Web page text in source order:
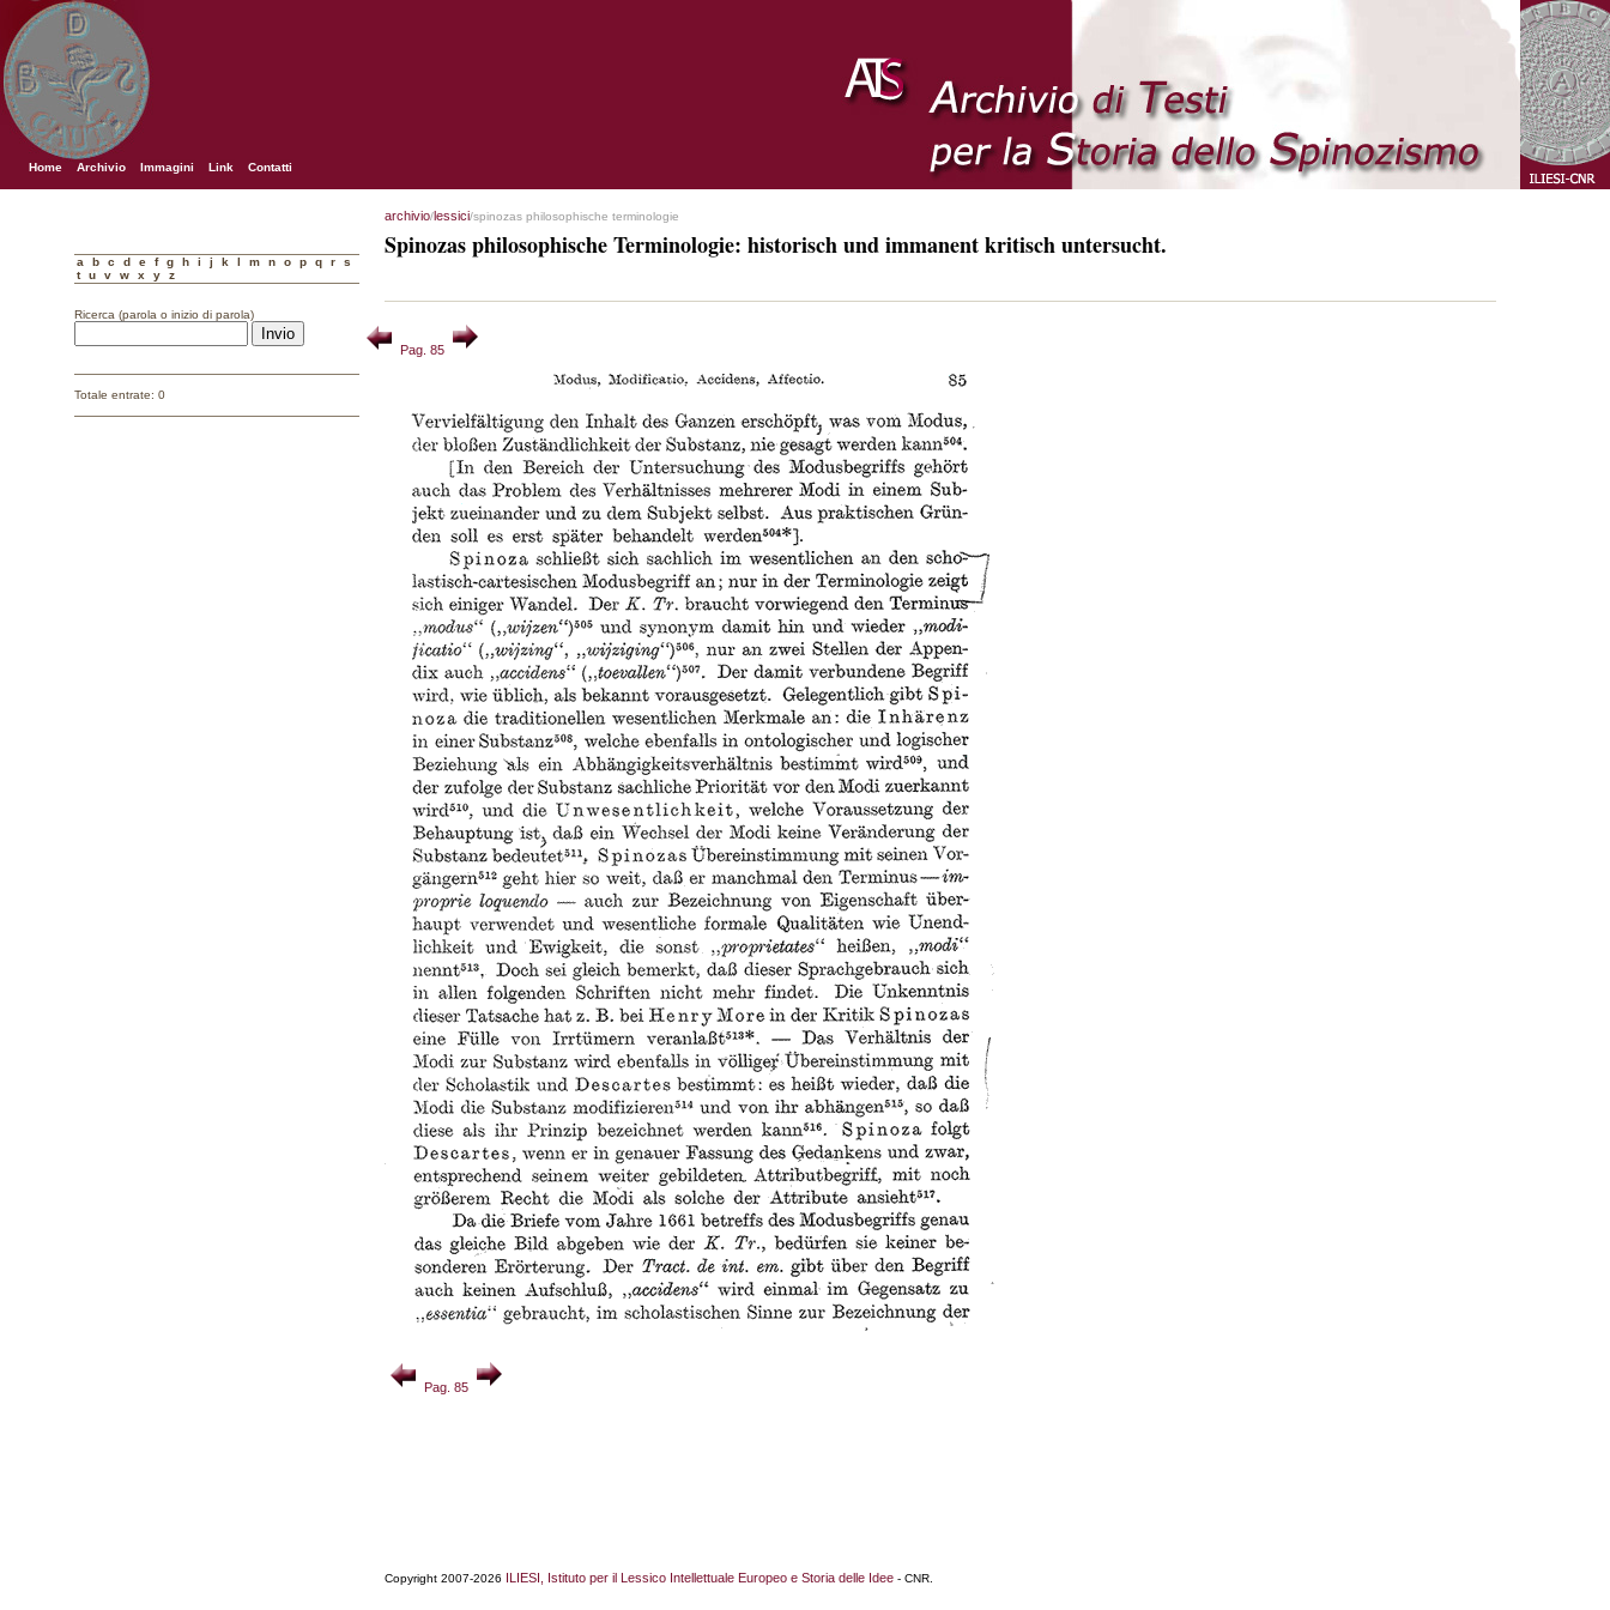
Home Archivio Immagini Link Contatti
a b c d e f g h i j k l m n o p q r
s
t
u v w x y z
Ricerca (parola o inizio di parola)
Totale entrate: 0
archivio/lessici/spinozas philosophische terminologie
Spinozas philosophische Terminologie: historisch und immanent kritisch untersucht.
Pag. 85
Pag. 85
Copyright 2007-2026 ILIESI, Istituto per il Lessico Intellettuale Europeo e Storia delle Idee - CNR.